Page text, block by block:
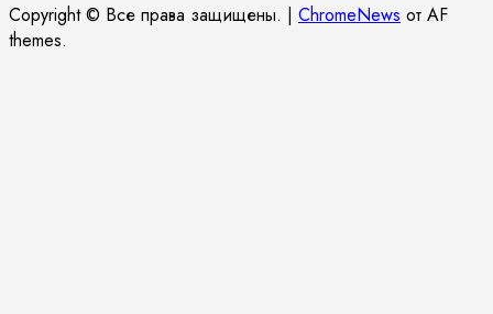
Copyright © Все права защищены. | ChromeNews от AF
themes.